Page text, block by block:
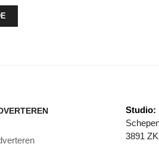
ARTIKEL: BADEENDJESRACE
Studio:
3891